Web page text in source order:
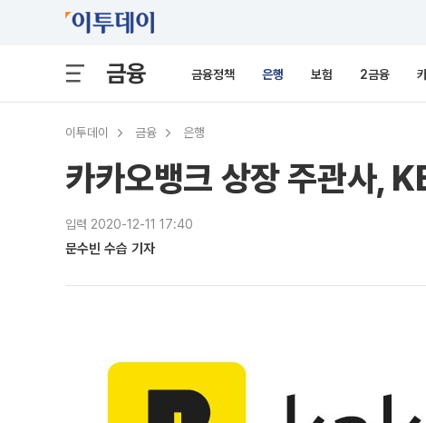
금융 금융정책 은행 보험 2금융
이투데이 금융 은행
카카오뱅크 상장 주관사,
입력 2020-12-11 17:40
문수빈 수습 기자